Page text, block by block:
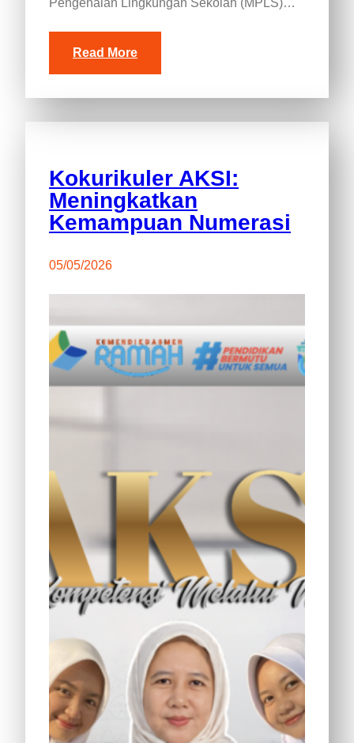
Pengenalan Lingkungan Sekolah (MPLS)…
Read More
Kokurikuler AKSI:
Meningkatkan
Kemampuan Numerasi
05/05/2026